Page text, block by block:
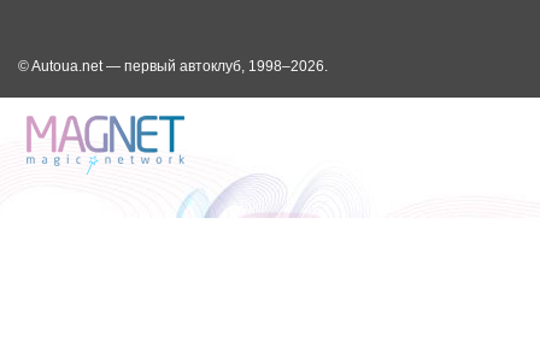
© Autoua.net — первый автоклуб, 1998–2026.